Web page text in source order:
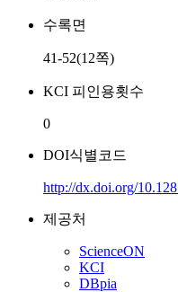
수록면
41-52(12쪽)
KCI 피인용횟수
0
DOI식별코드
http://dx.doi.org/
제공처
ScienceON
KCI
DBpia